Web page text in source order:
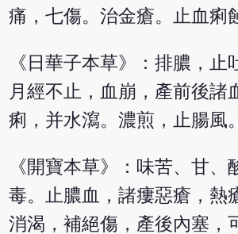
痛，七傷。治金瘡。止血痢
《日華子本草》：排膿，止
月經不止，血崩，產前後諸
痢，并水瀉。濃煎，止腸風。
《開寶本草》：味苦、甘、
毒。止膿血，諸瘻惡瘡，熱
消渴，補絕傷，產後內塞，